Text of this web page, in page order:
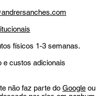
físicos 1-3 semanas.
e custos adicionais
não faz parte do Googleou